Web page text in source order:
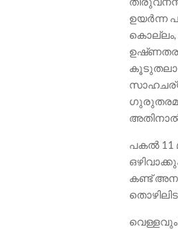
ഉയർന്ന
കൊല്ലം,
പകൽ 11
കണ്ട്
വെള്ളവും